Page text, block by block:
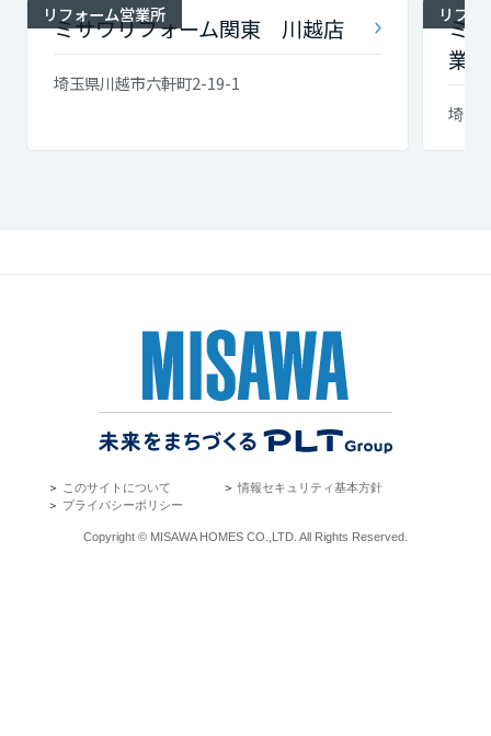
リフォーム営業所
ミサワリフォーム関東 川越店
埼玉県川越市六軒町2-19-1
リフ
ミ
業所
埼玉
＞ このサイトについて ＞情報セキュリティ基本方針
＞ プライバシーポリシー
Copyright © MISAWA HOMES CO.,LTD. All Rights Reserved.